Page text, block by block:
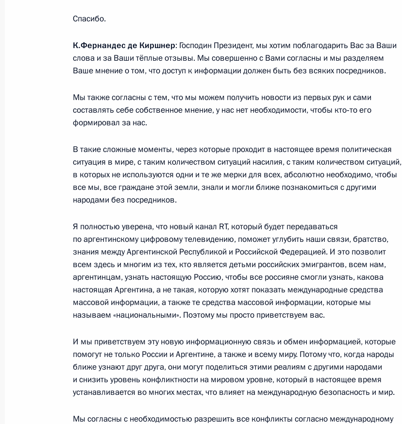
4 ноября 2014 года, вторник
Приём по случаю Дня народного единства
6
31 октября 2014 года, пятница
Встреча с офицерами, назначенными на высшие командные
должности
31 октября 2014 года, 14:10 Москва, Кремль
5
16 октября 2014 года, четверг
Военный парад «Шаг победителя» в честь 70-летия
освобождения Белграда
16 октября 2014 года, 19:30 Сербия
Владимиру Путину вручён Орден Республики Сербии I степени
16 октября 2014 года, 16:15 Белград
14 октября 2014 года, вторник
14 октября 2014 года, 20:00 Москва, Кремль
Спасибо.
К.Фернандес де Киршнер: Господин Президент, мы хотим поблагодарить Вас за Ваши
слова и за Ваши тёплые отзывы. Мы совершенно с Вами согласны и мы разделяем
Ваше мнение о том, что доступ к информации должен быть без всяких посредников.
Мы также согласны с тем, что мы можем получить новости из первых рук и сами
составлять себе собственное мнение, у нас нет необходимости, чтобы кто‑то его
формировал за нас.
В такие сложные моменты, через которые проходит в настоящее время политическая
ситуация в мире, с таким количеством ситуаций насилия, с таким количеством ситуаций,
в которых не используются одни и те же мерки для всех, абсолютно необходимо, чтобы
все мы, все граждане этой земли, знали и могли ближе познакомиться с другими
народами без посредников.
Я полностью уверена, что новый канал RT, который будет передаваться
по аргентинскому цифровому телевидению, поможет углубить наши связи, братство,
знания между Аргентинской Республикой и Российской Федерацией. И это позволит
всем здесь и многим из тех, кто является детьми российских эмигрантов, всем нам,
аргентинцам, узнать настоящую Россию, чтобы все россияне смогли узнать, какова
настоящая Аргентина, а не такая, которую хотят показать международные средства
массовой информации, а также те средства массовой информации, которые мы
называем «национальными». Поэтому мы просто приветствуем вас.
И мы приветствуем эту новую информационную связь и обмен информацией, которые
помогут не только России и Аргентине, а также и всему миру. Потому что, когда народы
ближе узнают друг друга, они могут поделиться этими реалиям с другими народами
и снизить уровень конфликтности на мировом уровне, который в настоящее время
устанавливается во многих местах, что влияет на международную безопасность и мир.
Мы согласны с необходимостью разрешить все конфликты согласно международному